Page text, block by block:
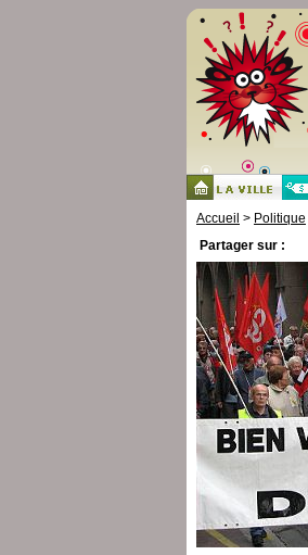
Accueil > Politique
Partager sur :
Panneau de gestion des cookies